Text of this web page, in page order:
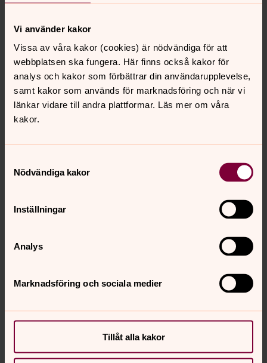
Vi använder kakor
Vissa av våra kakor (cookies) är nödvändiga för att
webbplatsen ska fungera. Här finns också kakor för
analys och kakor som förbättrar din användarupplevelse,
samt kakor som används för marknadsföring och när vi
länkar vidare till andra plattformar. Läs mer om våra
kakor.
Nödvändiga kakor
Inställningar
Analys
Marknadsföring och sociala medier
Tillåt alla kakor
Välkommen till en gudstjänst för alla åldrar med barnen i
olika sätt i gudstjänsten. Barn- och ungdomskörerna
står ofta för musiken. Vid flera tillfällen är det mässa.
Kyrkhelg med gudstjänst
En helg i gemenskap för alla åldrar i Kvarterskyrkan på
kajen. På lördagen förbereder vi söndagens gudstjänst.
till självkostnadspris.
Sommarsång i parken – öppen
I juni och augusti flyttar kyrkans öppna förskolor ut till
tillsammans, kl. 09.30–11.30. Sångstunden börjar kl. 10.00.
Ta med egen filt. Avgiftsfritt. Ingen anmälan behövs!
Om barn & familj i Svenska kyrkan
Hägerstens församling